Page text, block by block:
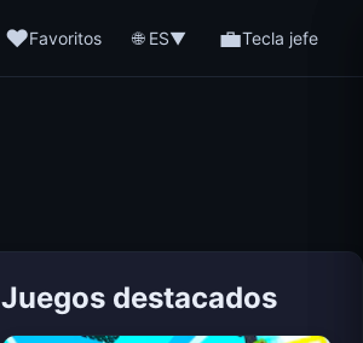
❤️Favoritos 🌐 ES▼ 💼Tecla jefe
Juegos destacados